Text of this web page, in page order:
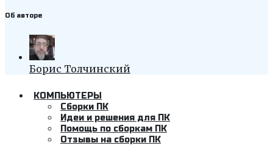
Об авторе
Борис Толчинский
КОМПЬЮТЕРЫ
Cборки ПК
Идеи и решения для ПК
Помощь по сборкам ПК
Отзывы на сборки ПК